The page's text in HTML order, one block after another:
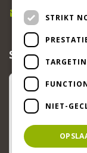
E-mail
SCHRIJF EEN
STRIKT
NIET-